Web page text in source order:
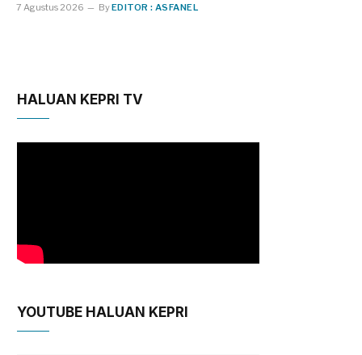
7 Agustus 2026 ByEDITOR : ASFANEL
HALUAN KEPRI TV
YOUTUBE HALUAN KEPRI